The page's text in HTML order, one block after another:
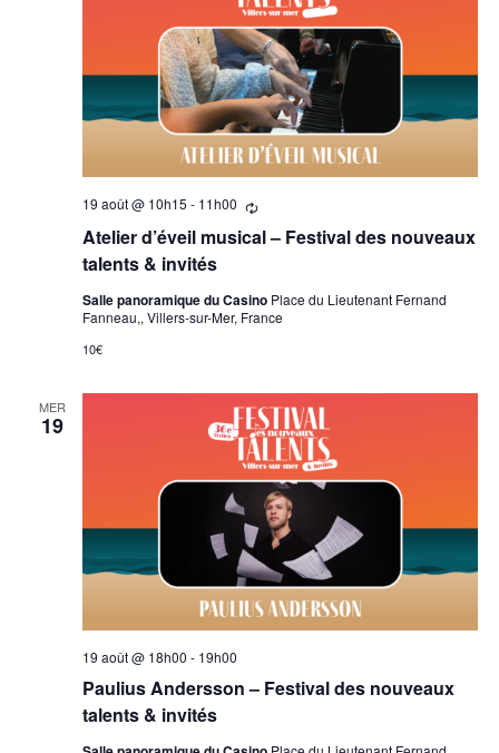
Atelier d’éveil musical – Festival des nouveaux
talents & invités
19 août @ 10h15 - 11h00
Se
Salle panoramique du Casino Place du Lieutenant Fernand
Fanneau,, Villers-sur-Mer, France
10€
MER
19
Paulius Andersson – Festival des nouveaux
talents & invités
19 août @ 18h00 - 19h00